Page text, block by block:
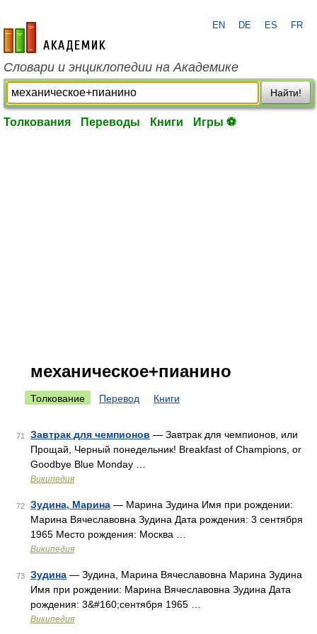
academic.ru
EN DE ES FR
Словари и энциклопедии на Академике
Найти!
Толкования Переводы Книги Игры ⚽
механическое+пианино
Толкование Перевод Книги
71 Завтрак для чемпионов — Завтрак для чемпионов, или
Прощай, Черный понедельник! Breakfast of Champions, or
Goodbye Blue Monday …
Википедия
72 Зудина, Марина — Марина Зудина Имя при рождении:
Марина Вячеславовна Зудина Дата рождения: 3 сентября
1965 Место рождения: Москва …
Википедия
73 Зудина — Зудина, Марина Вячеславовна Марина Зудина
Имя при рождении: Марина Вячеславовна Зудина Дата
рождения: 3&#160;сентября 1965 …
Википедия